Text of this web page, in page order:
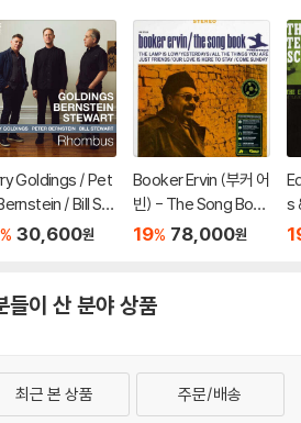
Goldings / Pet
/ Bill St
(래리 골딩스 /
% 30,600원
Booker Ervin (부커 어
빈) - The Song Boo
k [LP]
19% 78,000원
s
(
들이 산 분야 상품
최근 본 상품 주문/배송